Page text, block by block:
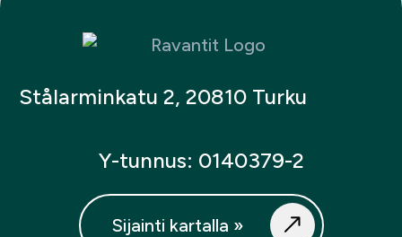
Stålarminkatu 2, 20810 Turku
Y-tunnus: 0140379-2
Sijainti kartalla »